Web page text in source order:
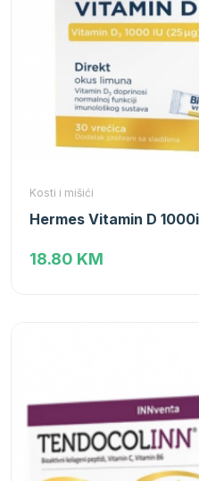
Kosti i mišići
Hermes Vitamin D
18.80 KM